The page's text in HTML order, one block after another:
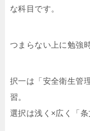
な科目です。
つまらない上に勉強
択一は「安全衛生管
習。
選択は浅く×広く「条